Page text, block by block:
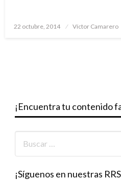
Publicado
22 octubre, 2014 Víctor Camarero
¡Encuentra tu contenido
¡Síguenos en nuestras